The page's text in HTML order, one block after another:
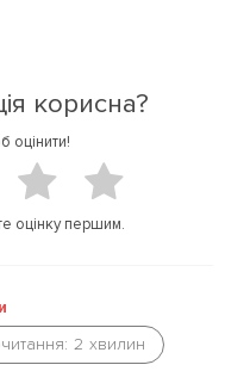
корисна?
оцінити!
оцінку першим.
2 хвилин